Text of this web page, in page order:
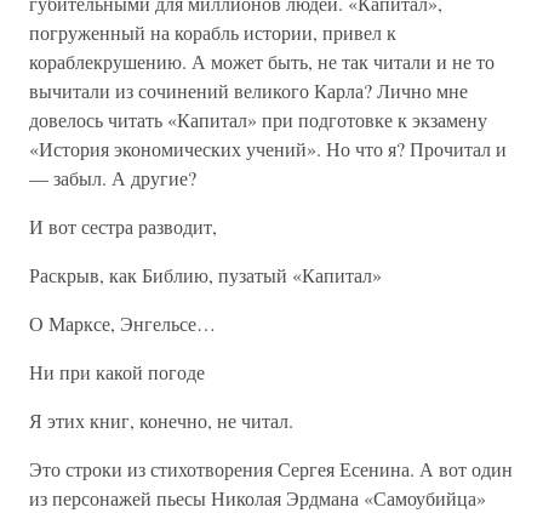
погруженный на корабль истории, привел к
кораблекрушению. А может быть, не так читали и не то
вычитали из сочинений великого Карла? Лично мне
довелось читать «Капитал» при подготовке к экзамену
«История экономических учений». Но что я? Прочитал и
— забыл. А другие?
И вот сестра разводит,
Раскрыв, как Библию, пузатый «Капитал»
О Марксе, Энгельсе…
Ни при какой погоде
Я этих книг, конечно, не читал.
Это строки из стихотворения Сергея Есенина. А вот один
из персонажей пьесы Николая Эрдмана «Самоубийца»